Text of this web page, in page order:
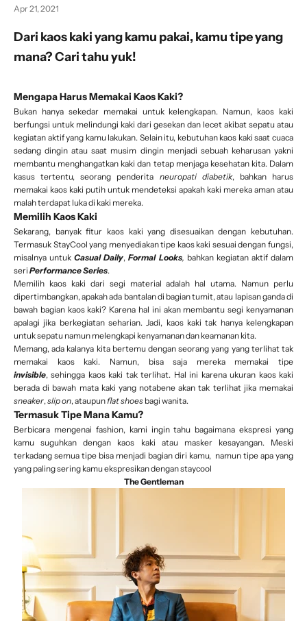
Apr 21, 2021
Dari kaos kaki yang kamu pakai, kamu tipe yang
mana? Cari tahu yuk!
Mengapa Harus Memakai Kaos Kaki?
Bukan hanya sekedar memakai untuk kelengkapan. Namun, kaos kaki
berfungsi untuk melindungi kaki dari gesekan dan lecet akibat sepatu atau
kegiatan aktif yang kamu lakukan. Selain itu, kebutuhan kaos kaki saat cuaca
sedang dingin atau saat musim dingin menjadi sebuah keharusan yakni
membantu menghangatkan kaki dan tetap menjaga kesehatan kita. Dalam
kasus tertentu, seorang penderita neuropati diabetik, bahkan harus
memakai kaos kaki putih untuk mendeteksi apakah kaki mereka aman atau
malah terdapat luka di kaki mereka.
Memilih Kaos Kaki
Sekarang, banyak fitur kaos kaki yang disesuaikan dengan kebutuhan.
Termasuk StayCool yang menyediakan tipe kaos kaki sesuai dengan fungsi,
misalnya untukCasual Daily,Formal Looks, bahkan kegiatan aktif dalam
seri Performance Series.
Memilih kaos kaki dari segi material adalah hal utama. Namun perlu
dipertimbangkan, apakah ada bantalan di bagian tumit, atau lapisan ganda di
bawah bagian kaos kaki? Karena hal ini akan membantu segi kenyamanan
apalagi jika berkegiatan seharian. Jadi, kaos kaki tak hanya kelengkapan
untuk sepatu namun melengkapi kenyamanan dan keamanan kita.
Memang, ada kalanya kita bertemu dengan seorang yang yang terlihat tak
memakai kaos kaki. Namun, bisa saja mereka memakai tipe
invisible, sehingga kaos kaki tak terlihat. Hal ini karena ukuran kaos kaki
berada di bawah mata kaki yang notabene akan tak terlihat jika memakai
sneaker,slip on, ataupunflat shoes bagi wanita.
Termasuk Tipe Mana Kamu?
Berbicara mengenai fashion, kami ingin tahu bagaimana ekspresi yang
kamu suguhkan dengan kaos kaki atau masker kesayangan. Meski
terkadang semua tipe bisa menjadi bagian diri kamu, namun tipe apa yang
yang paling sering kamu ekspresikan dengan staycool
The Gentleman